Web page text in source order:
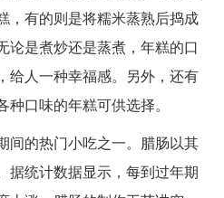
，有的则是将糯米蒸熟后捣成
论是煮炒还是蒸煮，年糕的口
给人一种幸福感。另外，还有
口味的年糕可供选择。
间的热门小吃之一。腊肠以其
据统计数据显示，每到过年期